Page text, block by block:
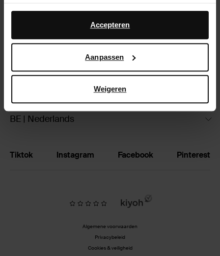
Daarnaast werken wij samen met Google voor
advertentie- en meetdoeleinden. Meer informatie over
hoe Google uw persoonsgegevens gebruikt, vindt u op
Accepteren
Aanpassen
Weigeren
Klantenservice
Verzending & levering
Ruilen & retourneren
Brandstores
BE | Nederlands
Tiktok Instagram Facebook Pinterest
Algemene voorwaarden
Privacybeleid
Cookies & veiligheid